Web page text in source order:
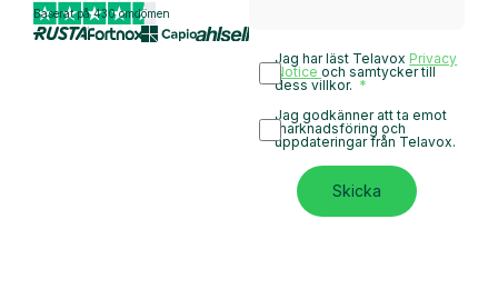
Baserat på 430 omdömen
Jag har läst Telavox Privacy
Noticeoch samtycker till
dess villkor.
Jag godkänner att ta emot
marknadsföring och
uppdateringar från Telavox.
Skicka